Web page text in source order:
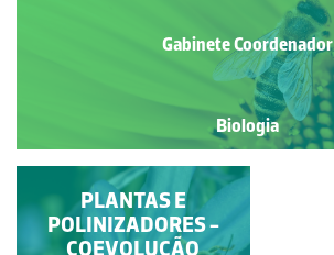
Gabinete Coordenador
Biologia
BOMBUS
TERRESTRIS, UMA
ABELHA EXCELENTE
PLANTAS E
POLINIZADORES -
COEVOLUÇÃO